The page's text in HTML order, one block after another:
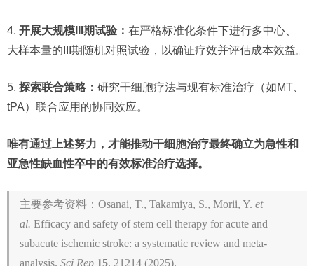
4. 开展大规模III期试验： 在严格标准化条件下进行多中心、
大样本量的III期随机对照试验，以确证疗效并评估成本效益。
5. 探索联合策略： 研究干细胞疗法与现有标准治疗（如MT、
tPA）联合应用的协同效应。
唯有通过上述努力，才能推动干细胞治疗最终确立为急性和
亚急性缺血性卒中的有效标准治疗选择。
主要参考资料：Osanai, T., Takamiya, S., Morii, Y. et
al. Efficacy and safety of stem cell therapy for acute and
subacute ischemic stroke: a systematic review and meta-
analysis. Sci Rep 15, 21214 (2025).